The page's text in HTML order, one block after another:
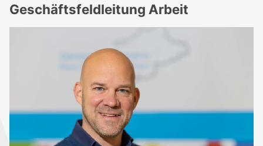
Geschäftsfeldleitung Arbeit